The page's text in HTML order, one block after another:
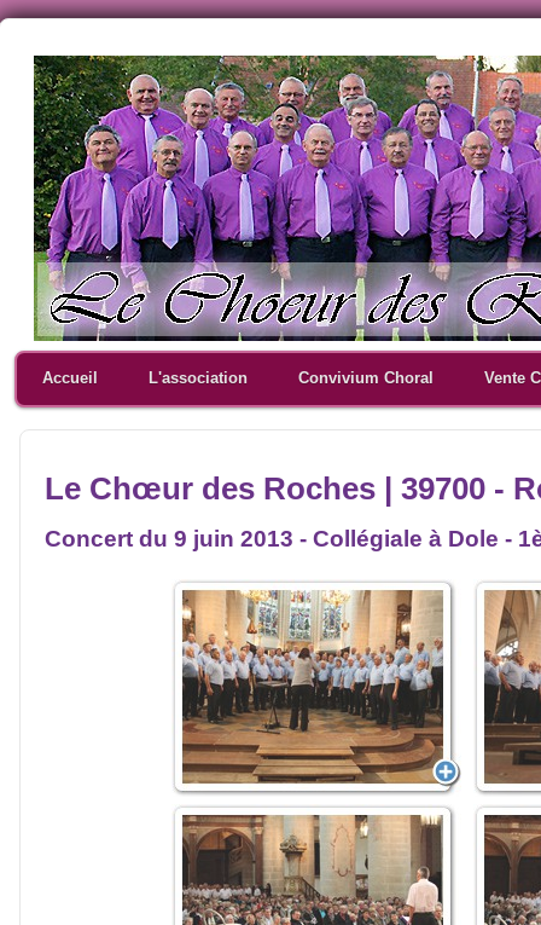
Accueil L'association Convivium Choral Vente
Le Chœur des Roches | 39700 -
Concert du 9 juin 2013 - Collégiale à Dole -